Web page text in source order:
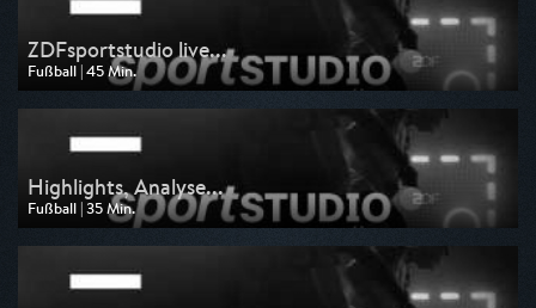
ZDFsportstudio live...
Fußball | 45 Min.
Ausgestrahlt von ZDF
am 14.07.2026, 20:15
Highlights, Analyse...
Fußball | 35 Min.
Ausgestrahlt von ZDF
am 10.07.2026, 23:00